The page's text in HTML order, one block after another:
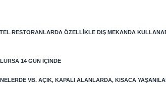
RESTORANLARDA ÖZELLIKLE DIŞ MEKANDA
14 GÜN IÇINDE
VB. AÇIK, KAPALI ALANLARDA, KISACA